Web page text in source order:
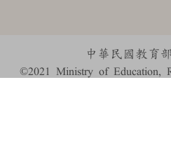
中華民國教育
©2021 Ministry of Education,